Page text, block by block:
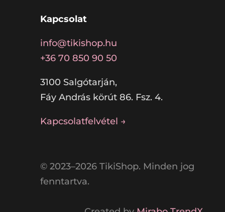
Kapcsolat
info@tikishop.hu
+36 70 850 90 50
3100 Salgótarján,
Fáy András körút 86. Fsz. 4.
Kapcsolatfelvétel →
© 2023–2026 TikiShop. Minden jog
fenntartva.